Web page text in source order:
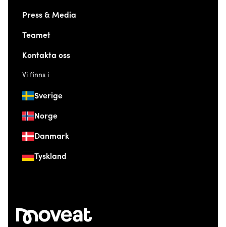
Press & Media
Teamet
Kontakta oss
Vi finns i
Sverige
Norge
Danmark
Tyskland